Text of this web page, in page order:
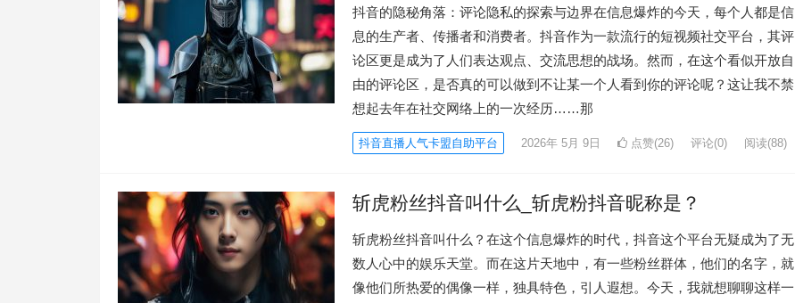
抖音的隐秘角落：评论隐私的探索与边界在信息爆炸的今天，每个人都是信
息的生产者、传播者和消费者。抖音作为一款流行的短视频社交平台，其评
论区更是成为了人们表达观点、交流思想的战场。然而，在这个看似开放自
由的评论区，是否真的可以做到不让某一个人看到你的评论呢？这让我不禁
想起去年在社交网络上的一次经历……那
抖音直播人气卡盟自助平台 2026年 5月 9日 点赞(26) 评论(0) 阅读(88)
斩虎粉丝抖音叫什么_斩虎粉抖音昵称是？
斩虎粉丝抖音叫什么？在这个信息爆炸的时代，抖音这个平台无疑成为了无
数人心中的娱乐天堂。而在这片天地中，有一些粉丝群体，他们的名字，就
像他们所热爱的偶像一样，独具特色，引人遐想。今天，我就想聊聊这样一